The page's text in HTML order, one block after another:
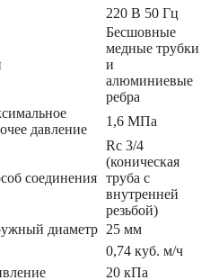
220 В 50 Гц
Бесшовные
медные трубки
и
алюминиевые
ребра
давление
1,6 МПа
соединения
Rc 3/4
(коническая
труба с
внутренней
резьбой)
диаметр 25 мм
0,74 куб. м/ч
20 кПа